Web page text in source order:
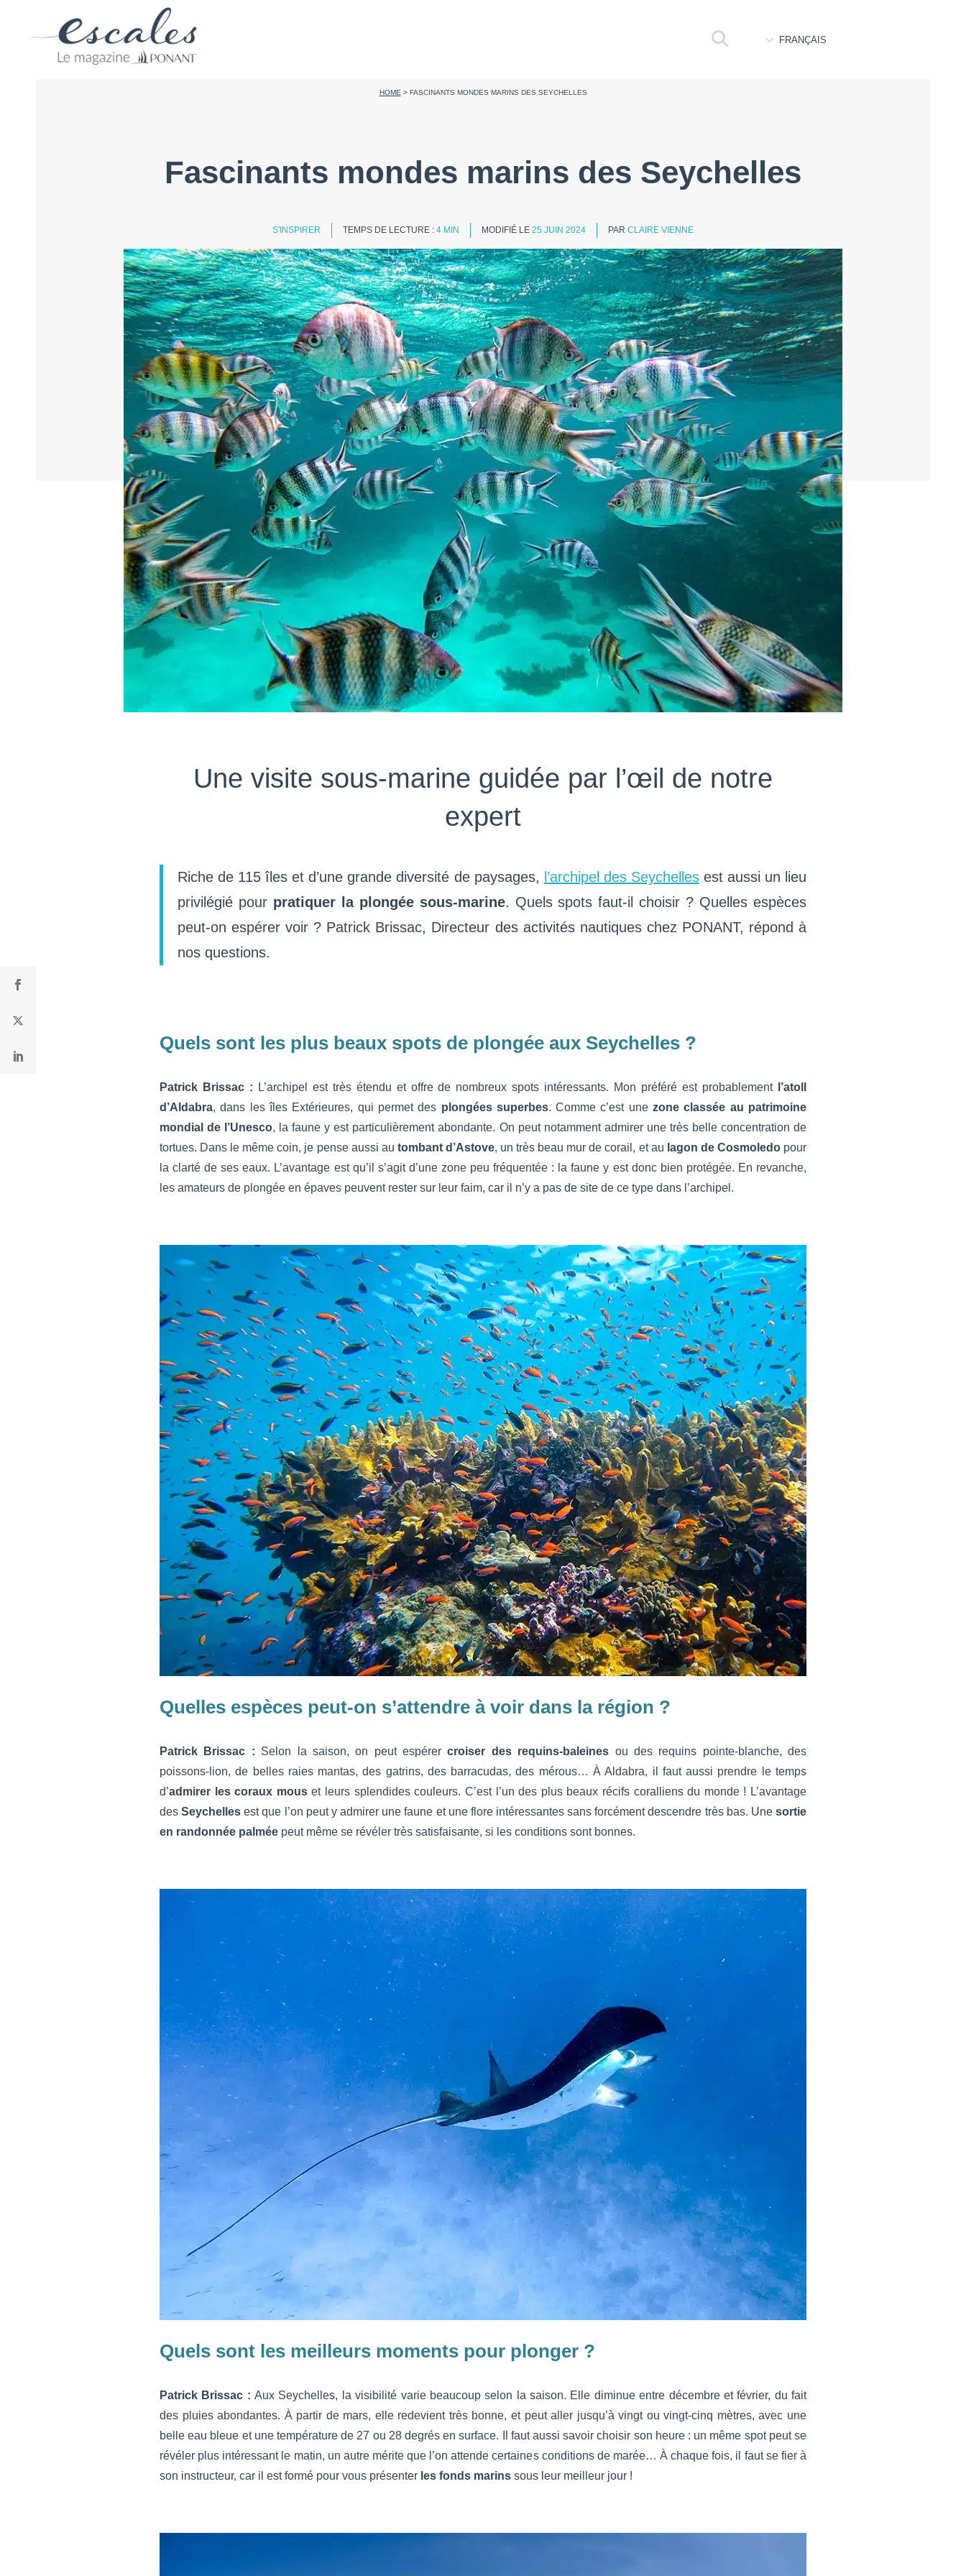
FRANÇAIS
HOME > FASCINANTS MONDES MARINS DES SEYCHELLES
Fascinants mondes marins des Seychelles
S'INSPIRER TEMPS DE LECTURE : 4 MIN MODIFIÉ LE 25 JUIN 2024 PAR CLAIRE VIENNE
Une visite sous-marine guidée par l’œil de notre
expert
Riche de 115 îles et d’une grande diversité de paysages, l’archipel des Seychellesest aussi un lieu
privilégié pour pratiquer la plongée sous-marine. Quels spots faut-il choisir ? Quelles espèces
peut-on espérer voir ? Patrick Brissac, Directeur des activités nautiques chez PONANT, répond à
nos questions.
Quels sont les plus beaux spots de plongée aux Seychelles ?
Patrick Brissac : L’archipel est très étendu et offre de nombreux spots intéressants. Mon préféré est probablement
l’atoll
d’Aldabra, dans les îles Extérieures, qui permet des plongées superbes. Comme c’est une zone classée au patrimoine
mondial de l’Unesco, la faune y est particulièrement abondante. On peut notamment admirer une très belle concentration de
tortues. Dans le même coin, je pense aussi au tombant d’Astove, un très beau mur de corail, et au lagon de Cosmoledo pour
la clarté de ses eaux. L’avantage est qu’il s’agit d’une zone peu fréquentée : la faune y est donc bien protégée. En revanche,
les amateurs de plongée en épaves peuvent rester sur leur faim, car il n’y a pas de site de ce type dans l’archipel.
Quelles espèces peut-on s’attendre à voir dans la région ?
Patrick Brissac : Selon la saison, on peut espérer croiser des requins-baleines ou des requins pointe-blanche, des
poissons-lion, de belles raies mantas, des gatrins, des barracudas, des mérous… À Aldabra, il faut aussi prendre le temps
d’admirer les coraux mous et leurs splendides couleurs. C’est l’un des plus beaux récifs coralliens du monde ! L’avantage
des Seychelles est que l’on peut y admirer une faune et une flore intéressantes sans forcément descendre très bas. Une sortie
en randonnée palmée peut même se révéler très satisfaisante, si les conditions sont bonnes.
Quels sont les meilleurs moments pour plonger ?
Patrick Brissac : Aux Seychelles, la visibilité varie beaucoup selon la saison. Elle diminue entre décembre et février, du fait
des pluies abondantes. À partir de mars, elle redevient très bonne, et peut aller jusqu’à vingt ou vingt-cinq mètres, avec une
belle eau bleue et une température de 27 ou 28 degrés en surface. Il faut aussi savoir choisir son heure : un même spot peut se
révéler plus intéressant le matin, un autre mérite que l’on attende certaines conditions de marée… À chaque fois, il faut se fier à
son instructeur, car il est formé pour vous présenter les fonds marins sous leur meilleur jour !